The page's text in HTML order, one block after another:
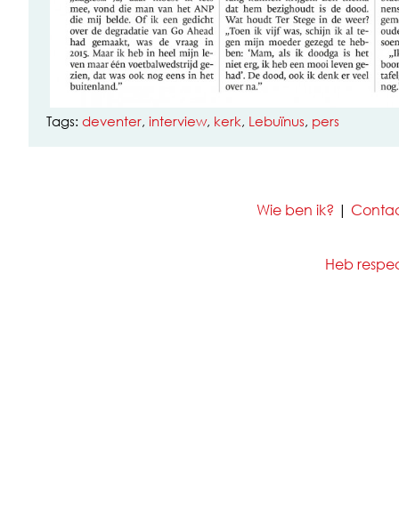
Tags: deventer, interview, kerk, Lebuïnus, pers
Wie ben ik? |
Heb